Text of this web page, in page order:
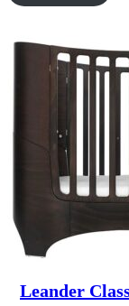
Leander